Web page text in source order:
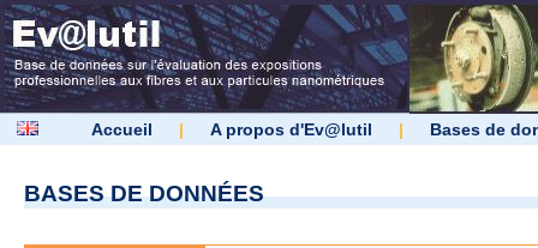
Accueil | A propos d'Ev@lutil | Bases de
BASES DE DONNÉES